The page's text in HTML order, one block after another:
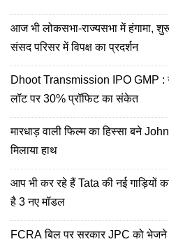
आज भी लोकसभा-राज्यसभा में हंगामा, शुरू
संसद परिसर में विपक्ष का प्रदर्शन
D​hoot Transmission IPO GMP :
लॉट पर 30% प्रॉफिट का संकेत
मारधाड़ वाली फिल्म का हिस्सा बने
मिलाया हाथ
आप भी कर रहे हैं Tata की नई गाड़ियों
है 3 नए मॉडल
FCRA बिल पर सरकार JPC को भेजने